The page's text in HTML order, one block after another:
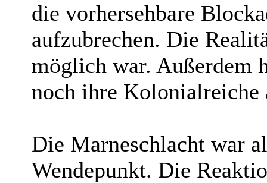
die vorhersehbare
aufzubrechen. Die
möglich war. Außerdem
noch ihre Kolonialreiche
Die Marneschlacht war
Wendepunkt. Die